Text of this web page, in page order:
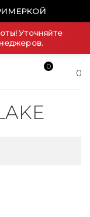
Уточняйте
0
0